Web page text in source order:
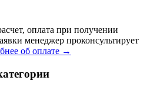
оплата при получении
менеджер проконсультирует
об оплате →